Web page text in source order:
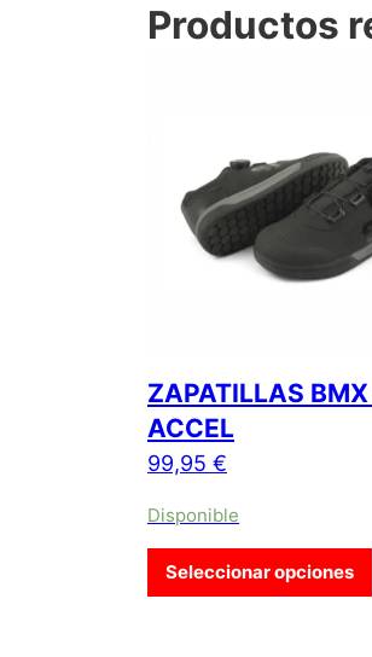
Productos
ZAPATILLAS BMX
ACCEL
99,95 €
Disponible
Seleccionar opciones